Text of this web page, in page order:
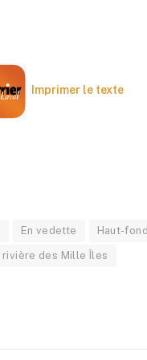
Imprimer le texte
En vedette Haut-fond
rivière des Mille Îles